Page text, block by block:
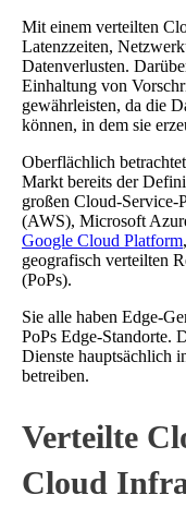
Mit einem verteilten
Latenzzeiten,
Datenverlusten.
Einhaltung von
gewährleisten, da die
können, in dem sie
Oberflächlich
Markt bereits der
großen Cloud-Service-
(AWS), Microsoft
Google Cloud Platform
geografisch verteilten
(PoPs).
Sie alle haben Edge-
PoPs Edge-Standorte.
Dienste hauptsächlich
betreiben.
Verteilte
Cloud